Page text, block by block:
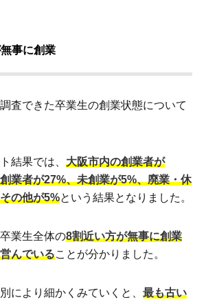
事に創業
査できた卒業生の創業状態について
結果では、 大阪市内の創業者が
業者が27%、未創業が5%、廃業・休
の他が5%という結果となりました。
業生全体の8割近い方が無事に創業
んでいることが分かりました。
により細かくみていくと、 最も古い